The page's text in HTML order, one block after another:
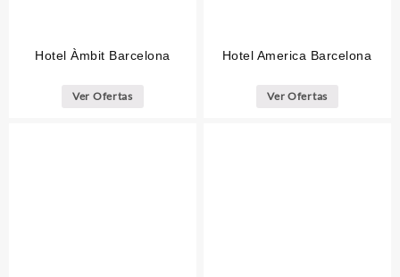
Hotel Àmbit Barcelona
Ver Ofertas
Hotel America Barcelona
Ver Ofertas